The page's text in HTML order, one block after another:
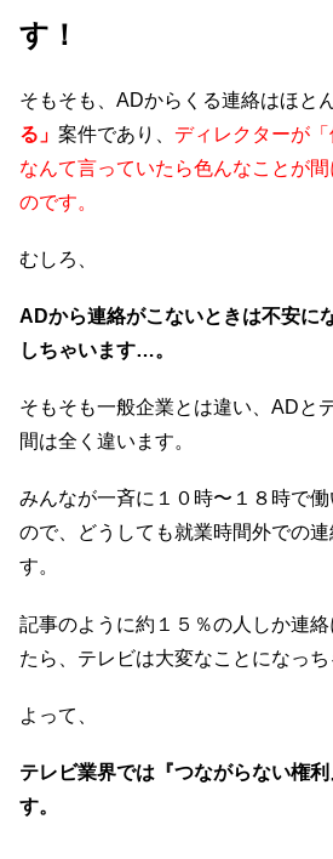
す！
そもそも、ADからくる連絡はほと
る」 案件であり、 ディレクターが「
なんて言っていたら色んなことが
のです。
むしろ、
ADから連絡がこないときは不安に
しちゃいます…。
そもそも一般企業とは違い、ADと
間は全く違います。
みんなが一斉に１０時〜１８時で
ので、どうしても就業時間外での
す。
記事のように約１５％の人しか連
たら、テレビは大変なことになっち
よって、
テレビ業界では『つながらない権
す。